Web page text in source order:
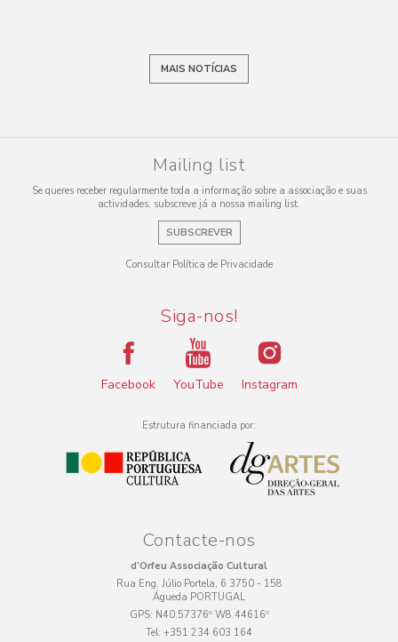
MAIS NOTÍCIAS
Mailing list
Se queres receber regularmente toda a informação sobre a associação e suas
actividades, subscreve já a nossa mailing list.
SUBSCREVER
Consultar Política de Privacidade
Siga-nos!
Facebook YouTube Instagram
Estrutura financiada por:
Contacte-nos
d’Orfeu Associação Cultural
Rua Eng. Júlio Portela, 6 3750 - 158
Águeda PORTUGAL
GPS: N40.57376º W8.44616º
Tel: +351 234 603 164